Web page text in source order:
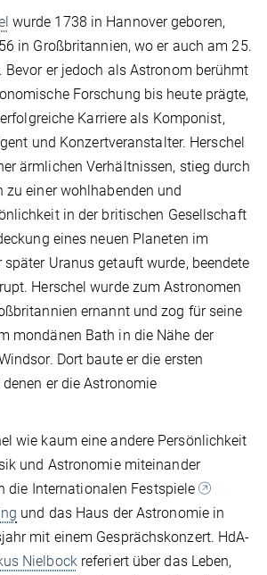
wurde 1738 in Hannover geboren,
in Großbritannien, wo er auch am 25.
er jedoch als Astronom berühmt
Forschung bis heute prägte,
Karriere als Komponist,
und Konzertveranstalter. Herschel
ärmlichen Verhältnissen, stieg durch
zu einer wohlhabenden und
in der britischen Gesellschaft
eines neuen Planeten im
später Uranus getauft wurde, beendete
Herschel wurde zum Astronomen
ernannt und zog für seine
mondänen Bath in die Nähe der
Dort baute er die ersten
er die Astronomie
wie kaum eine andere Persönlichkeit
und Astronomie miteinander
die Internationalen Festspiele
und das Haus der Astronomie in
mit einem Gesprächskonzert. HdA-
Nielbockreferiert über das Leben,